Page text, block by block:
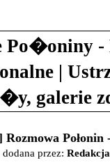
Po�oniny -
|
galerie
Rozmowa
przez: Redakcja